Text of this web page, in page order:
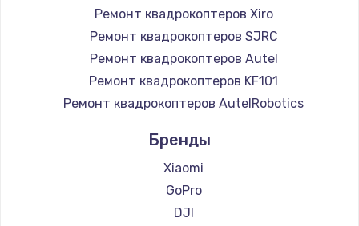
Замена конфорки
1100 руб.
Заказать
Замена платы сенсора
Заказать
Замена регулятора режимов конфорки
900 руб.
Ремонт квадрокоптеров Xiro
Ремонт квадрокоптеров SJRC
Ремонт квадрокоптеров Autel
Ремонт квадрокоптеров KF101
Ремонт квадрокоптеров AutelRobotics
Бренды
Xiaomi
GoPro
DJI